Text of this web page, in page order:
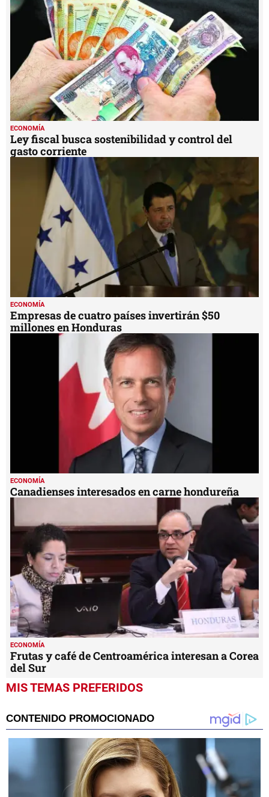
30
seconds
ECONOMÍA
Ley fiscal busca sostenibilidad y control del
gasto corriente
ECONOMÍA
Empresas de cuatro países invertirán $50
millones en Honduras
ECONOMÍA
Canadienses interesados en carne hondureña
ECONOMÍA
Frutas y café de Centroamérica interesan a Corea
del Sur
MIS TEMAS PREFERIDOS